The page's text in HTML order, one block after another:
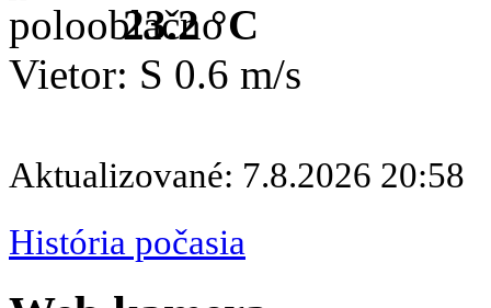
23.2 °C
Vietor: S 0.6 m/s
Aktualizované: 7.8.2026 20:58
História počasia